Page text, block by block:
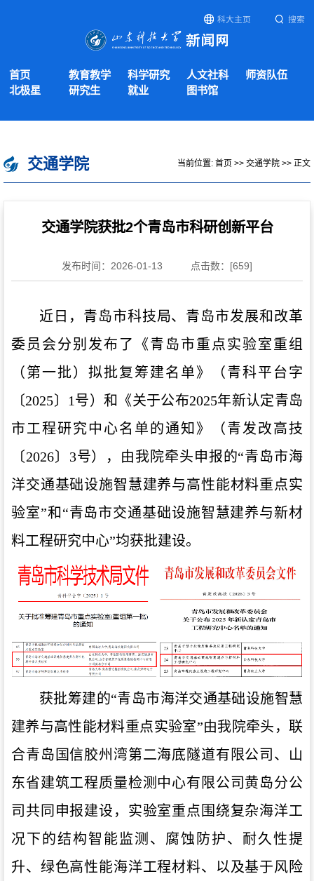
科大主页 搜索
首页 教育教学 科学研究 人文社科
师资队伍
北极星
研究生 就业 图书馆
交通学院 当前位置: 首页 >> 交通学院 >> 正文
交通学院获批2个青岛市科研创新平台
发布时间：2026-01-13 点击数：[659]
近日，青岛市科技局、青岛市发展和改革
委员会分别发布了
《青岛市重点实验室重组
（第一批）拟批复筹建名单》
（青科平台字
〔2025〕1号）和《关于公布2025年新认定青岛
市工程研究中心名单的通知》（青发改高技
〔 2026〕 3号），由我院牵头申报的“青岛市海
洋交通基础设施智慧建养与高性能材料重点实
验室”和“青岛市交通基础设施智慧建养与新材
料工程研究中心”均获批建设。
获批筹建的“青岛市海洋交通基础设施智慧
建养与高性能材料重点实验室”由我院牵头，联
合青岛国信胶州湾第二海底隧道有限公司、山
东省建筑工程质量检测中心有限公司黄岛分公
司共同申报建设，实验室重点围绕复杂海洋工
况下的结构智能监测、腐蚀防护、耐久性提
升、绿色高性能海洋工程材料、以及基于风险